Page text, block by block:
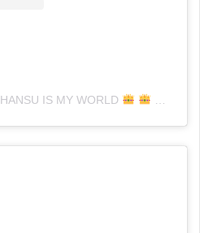
HANSU IS MY WORLD